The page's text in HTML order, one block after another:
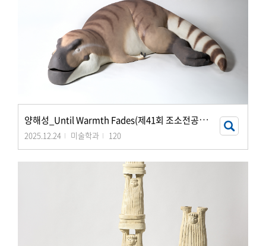
양
해성_Until Warmth Fades(제41회 조소전공 졸업전시)
2025.12.24 미술학과 120